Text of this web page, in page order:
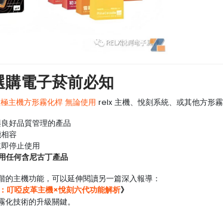
電子菸前必知
主機方形霧化桿 無論使用 relx 主機、悅刻系統、或其他方形
好品質管理的產品
容
停止使用
任何含尼古丁產品
的主機功能，可以延伸閱讀另一篇深入報導：
叮啞皮革主機×悅刻六代功能解析》
技術的升級關鍵。